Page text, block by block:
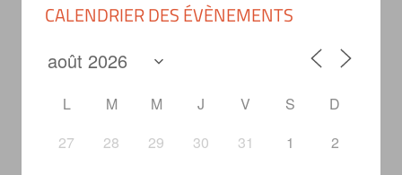
CALENDRIER DES ÉVÈNEMENTS
L M M J V S
D
27
28 29 30 31 1 2